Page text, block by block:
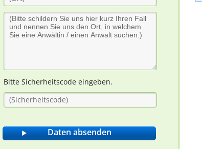
Bitte Sicherheitscode eingeben.